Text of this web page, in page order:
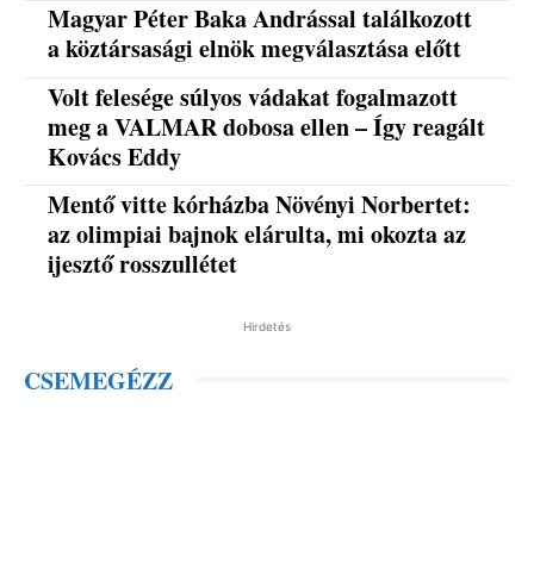
Magyar Péter Baka Andrással találkozott
a köztársasági elnök megválasztása előtt
Volt felesége súlyos vádakat fogalmazott
meg a VALMAR dobosa ellen – Így reagált
Kovács Eddy
Mentő vitte kórházba Növényi Norbertet:
az olimpiai bajnok elárulta, mi okozta az
ijesztő rosszullétet
Hirdetés
CSEMEGÉZZ